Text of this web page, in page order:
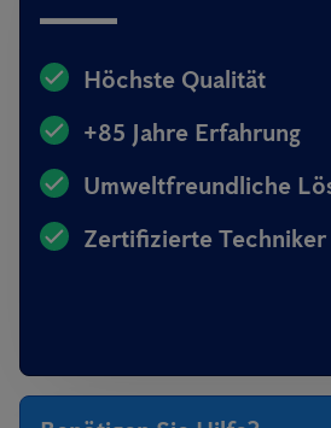
Höchste Qualität
+85 Jahre Erfahrung
Umweltfreundliche
Zertifizierte Techniker